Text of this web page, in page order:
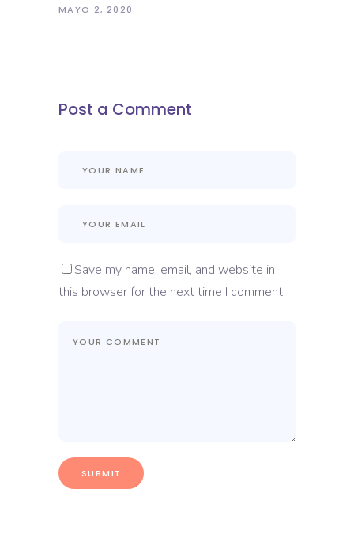
MAYO 2, 2020
Post a Comment
Save my name, email, and website in
this browser for the next time I comment.